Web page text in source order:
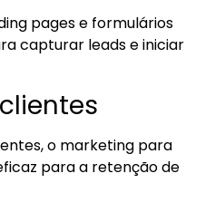
pages e formulários
capturar leads e iniciar
o marketing para
para a retenção de